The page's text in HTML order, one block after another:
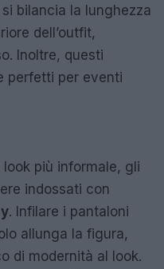
bilancia la lunghezza
dell’outfit,
Inoltre, questi
perfetti per eventi
più informale, gli
indossati con
. Infilare i pantaloni
allunga la figura,
di modernità al look.